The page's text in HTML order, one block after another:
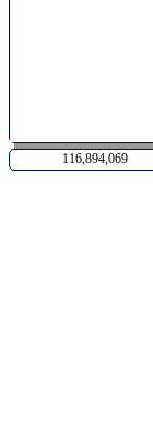
116,894,069